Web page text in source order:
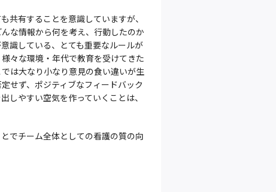
共有することを意識していますが、
な情報から何を考え、行動したのか
識している、とても重要なルールが
々な環境・年代で教育を受けてきた
は大なり小なり意見の食い違いが生
せず、ポジティブなフィードバック
しやすい空気を作っていくことは、
でチーム全体としての看護の質の向